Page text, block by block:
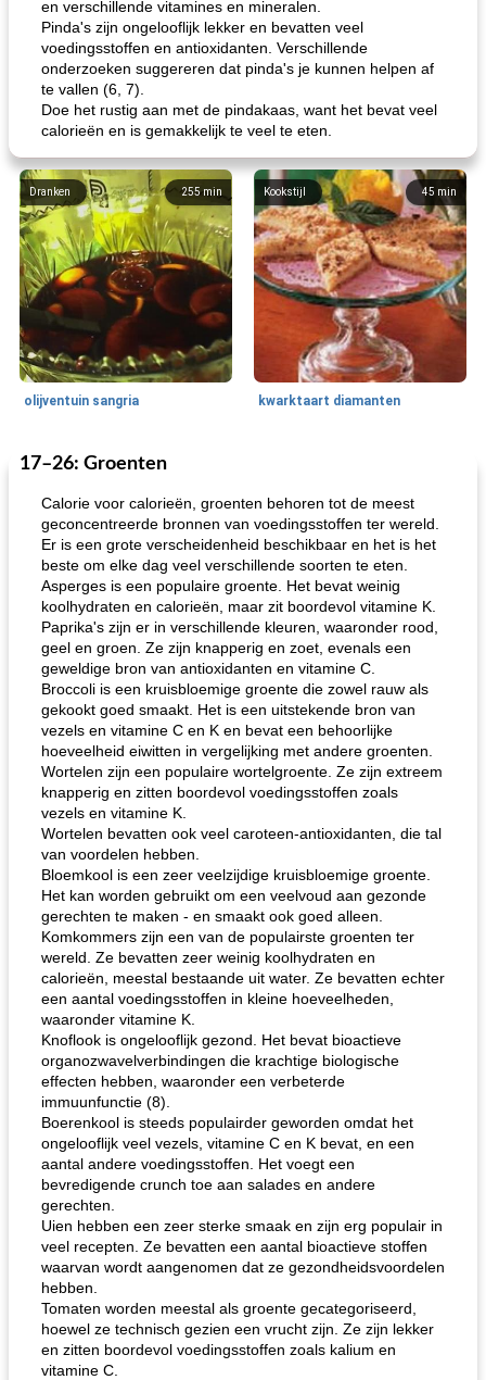
en verschillende vitamines en mineralen.
Pinda's zijn ongelooflijk lekker en bevatten veel
voedingsstoffen en antioxidanten. Verschillende
onderzoeken suggereren dat pinda's je kunnen helpen af ​​
te vallen (6, 7).
Doe het rustig aan met de pindakaas, want het bevat veel
calorieën en is gemakkelijk te veel te eten.
255min
Dranken
olijventuin sangria
45 min
Kookstijl
kwarktaart diamanten
Feestdagen en evenementen
de jamcake van Georgië tennessee blauwe kaasperen kip
17–26: Groenten
Calorie voor calorieën, groenten behoren tot de meest
geconcentreerde bronnen van voedingsstoffen ter wereld.
Er is een grote verscheidenheid beschikbaar en het is het
beste om elke dag veel verschillende soorten te eten.
Asperges is een populaire groente. Het bevat weinig
koolhydraten en calorieën, maar zit boordevol vitamine K.
Paprika's zijn er in verschillende kleuren, waaronder rood,
geel en groen. Ze zijn knapperig en zoet, evenals een
geweldige bron van antioxidanten en vitamine C.
Broccoli is een kruisbloemige groente die zowel rauw als
gekookt goed smaakt. Het is een uitstekende bron van
vezels en vitamine C en K en bevat een behoorlijke
hoeveelheid eiwitten in vergelijking met andere groenten.
Wortelen zijn een populaire wortelgroente. Ze zijn extreem
knapperig en zitten boordevol voedingsstoffen zoals
vezels en vitamine K.
Wortelen bevatten ook veel caroteen-antioxidanten, die tal
van voordelen hebben.
Bloemkool is een zeer veelzijdige kruisbloemige groente.
Het kan worden gebruikt om een ​​veelvoud aan gezonde
gerechten te maken - en smaakt ook goed alleen.
Komkommers zijn een van de populairste groenten ter
wereld. Ze bevatten zeer weinig koolhydraten en
calorieën, meestal bestaande uit water. Ze bevatten echter
een aantal voedingsstoffen in kleine hoeveelheden,
waaronder vitamine K.
Knoflook is ongelooflijk gezond. Het bevat bioactieve
organozwavelverbindingen die krachtige biologische
effecten hebben, waaronder een verbeterde
immuunfunctie (8).
Boerenkool is steeds populairder geworden omdat het
ongelooflijk veel vezels, vitamine C en K bevat, en een
aantal andere voedingsstoffen. Het voegt een
bevredigende crunch toe aan salades en andere
gerechten.
Uien hebben een zeer sterke smaak en zijn erg populair in
veel recepten. Ze bevatten een aantal bioactieve stoffen
waarvan wordt aangenomen dat ze gezondheidsvoordelen
hebben.
Tomaten worden meestal als groente gecategoriseerd,
hoewel ze technisch gezien een vrucht zijn. Ze zijn lekker
en zitten boordevol voedingsstoffen zoals kalium en
vitamine C.